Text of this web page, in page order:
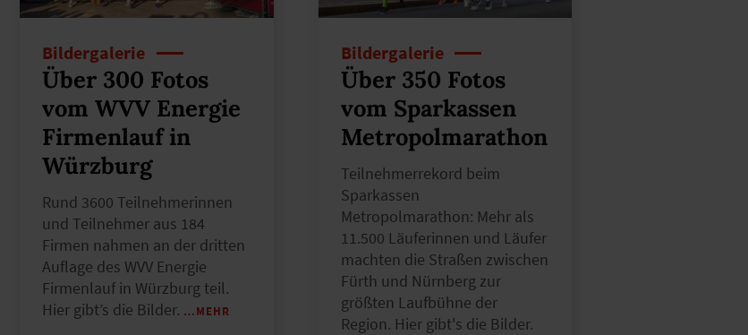
Bildergalerie
Über 300 Fotos
vom WVV Energie
Firmenlauf in
Würzburg
Rund 3600 Teilnehmerinnen
und Teilnehmer aus 184
Firmen nahmen an der dritten
Auflage des WVV Energie
Firmenlauf in Würzburg teil.
Hier gibt’s die Bilder. …MEHR
Bildergalerie
Über 350 Fotos
vom Sparkassen
Metropolmarathon
Teilnehmerrekord beim
Sparkassen
Metropolmarathon: Mehr als
11.500 Läuferinnen und Läufer
machten die Straßen zwischen
Fürth und Nürnberg zur
größten Laufbühne der
Region. Hier gibt's die Bilder.